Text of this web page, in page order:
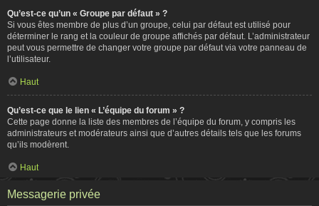
Qu’est-ce qu’un « Groupe par défaut » ?
Si vous êtes membre de plus d’un groupe, celui par défaut est utilisé pour
déterminer le rang et la couleur de groupe affichés par défaut. L’administrateur
peut vous permettre de changer votre groupe par défaut via votre panneau de
l’utilisateur.
Haut
Qu’est-ce que le lien « L’équipe du forum » ?
Cette page donne la liste des membres de l’équipe du forum, y compris les
administrateurs et modérateurs ainsi que d’autres détails tels que les forums
qu’ils modèrent.
Haut
Messagerie privée